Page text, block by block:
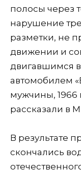
полосы через
нарушение
разметки, не
движении и
двигавшимся
автомобилем
мужчины,
рассказали в
В результате
скончались